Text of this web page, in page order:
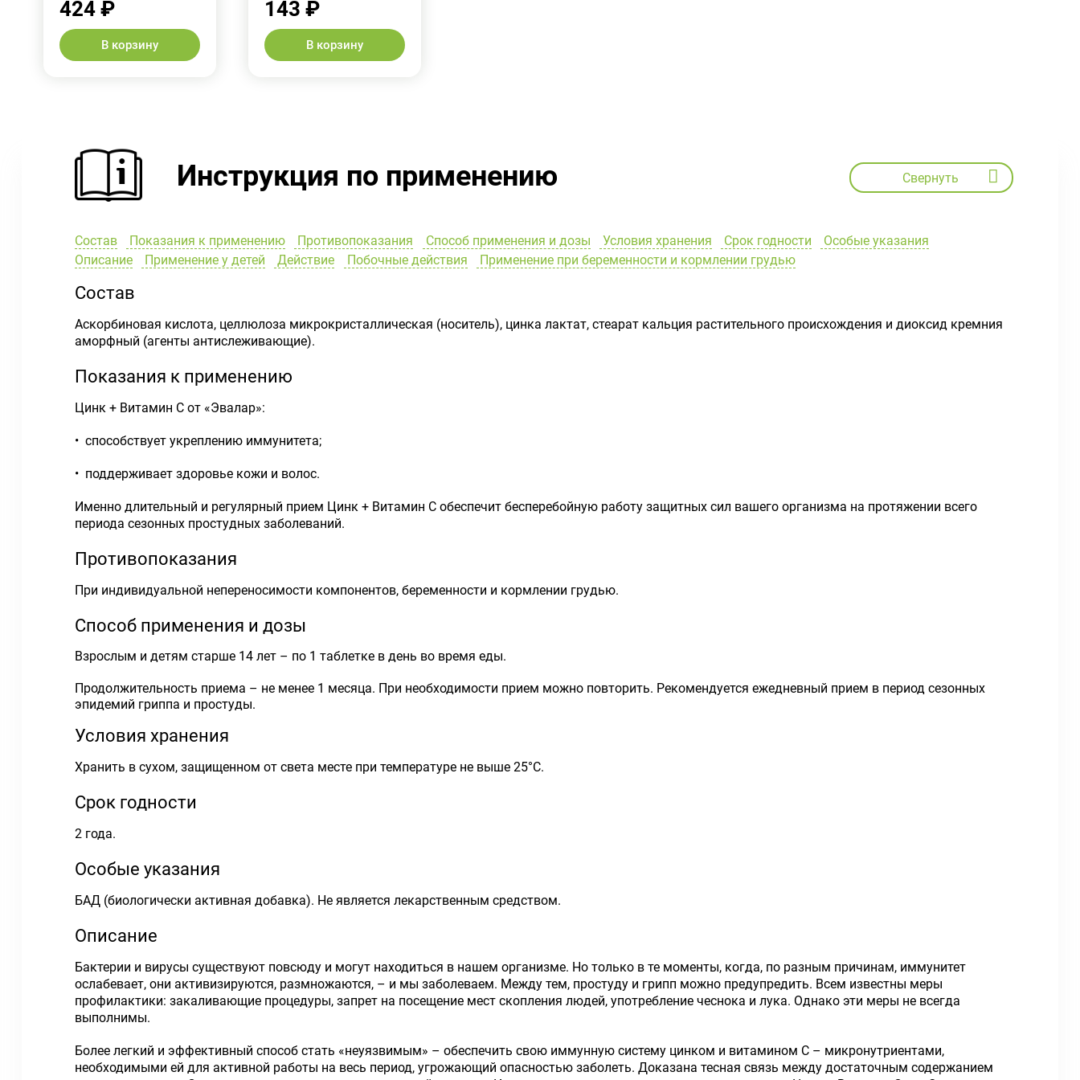
424 ₽
В корзину
143 ₽
В корзину
Инструкция по применению Свернуть
Состав Показания к применению Противопоказания Способ применения и дозы Условия хранения Срок годности
Особые указания
Описание
Применение у детей Действие Побочные действия Применение при беременности и кормлении грудью
Состав
Аскорбиновая кислота, целлюлоза микрокристаллическая (носитель), цинка лактат, стеарат кальция растительного происхождения и диоксид кремния
аморфный (агенты антислеживающие).
Показания к применению
Цинк + Витамин С от «Эвалар»:
• способствует укреплению иммунитета;
• поддерживает здоровье кожи и волос.
Именно длительный и регулярный прием Цинк + Витамин С обеспечит бесперебойную работу защитных сил вашего организма на протяжении всего
периода сезонных простудных заболеваний.
Противопоказания
При индивидуальной непереносимости компонентов, беременности и кормлении грудью.
Способ применения и дозы
Взрослым и детям старше 14 лет – по 1 таблетке в день во время еды.
Продолжительность приема – не менее 1 месяца. При необходимости прием можно повторить. Рекомендуется ежедневный прием в период сезонных
эпидемий гриппа и простуды.
Условия хранения
Хранить в сухом, защищенном от света месте при температуре не выше 25°C.
Срок годности
2 года.
Особые указания
БАД (биологически активная добавка). Не является лекарственным средством.
Описание
Бактерии и вирусы существуют повсюду и могут находиться в нашем организме. Но только в те моменты, когда, по разным причинам, иммунитет
ослабевает, они активизируются, размножаются, – и мы заболеваем. Между тем, простуду и грипп можно предупредить. Всем известны меры
профилактики: закаливающие процедуры, запрет на посещение мест скопления людей, употребление чеснока и лука. Однако эти меры не всегда
выполнимы.
Более легкий и эффективный способ стать «неуязвимым» – обеспечить свою иммунную систему цинком и витамином С – микронутриентами,
необходимыми ей для активной работы на весь период, угрожающий опасностью заболеть. Доказана тесная связь между достаточным содержанием